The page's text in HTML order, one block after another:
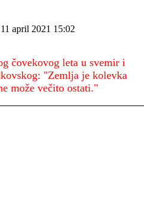
april 2021 15:02
čovekovog leta u svemir i
"Zemlja je kolevka
može večito ostati."